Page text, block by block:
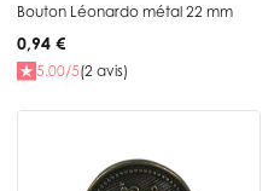
Bouton Léonardo métal 22 mm
0,94 €
5.00/5(2 avis)